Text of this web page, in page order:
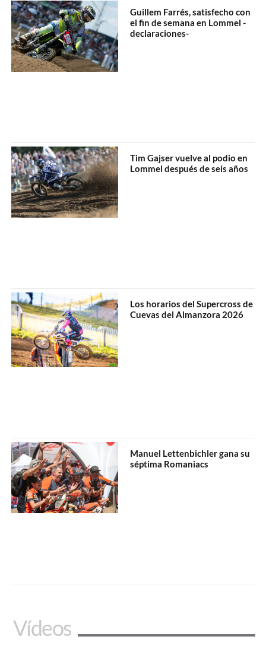
Guillem Farrés, satisfecho con
el fin de semana en Lommel -
declaraciones-
Tim Gajser vuelve al podio en
Lommel después de seis años
Los horarios del Supercross de
Cuevas del Almanzora 2026
Manuel Lettenbichler gana su
séptima Romaniacs
Vídeos